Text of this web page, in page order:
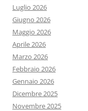
Luglio 2026
Giugno 2026
Maggio 2026
Aprile 2026
Marzo 2026
Febbraio 2026
Gennaio 2026
Dicembre 2025
Novembre 2025